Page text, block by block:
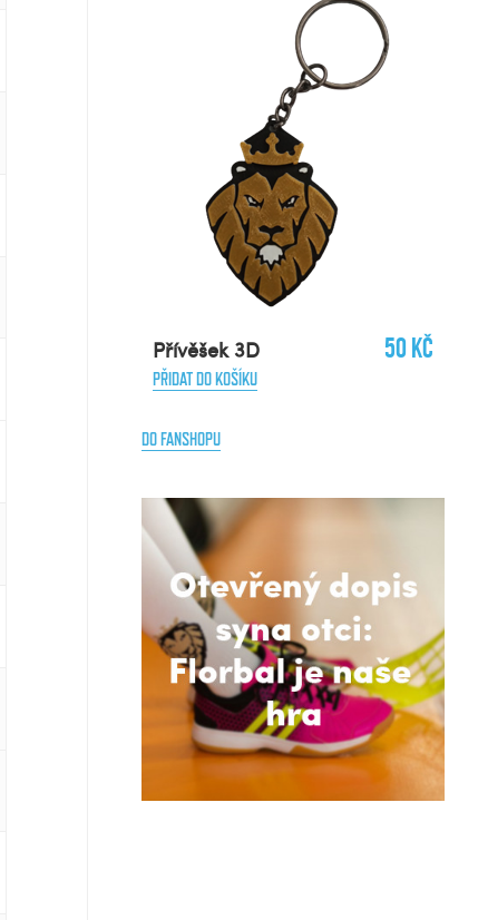
Přívěšek 3D
PŘIDAT DO KOŠÍKU
50 Kč
DO FANSHOPU